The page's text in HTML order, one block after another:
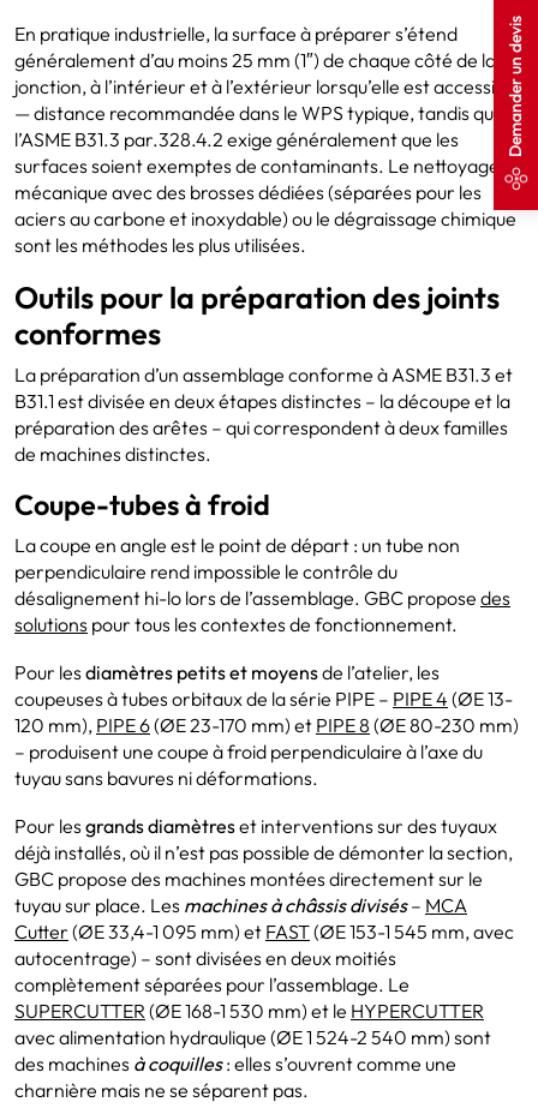
Demander un devis
En pratique industrielle, la surface à préparer s’étend
généralement d’au moins 25 mm (1″) de chaque côté de la
jonction, à l’intérieur et à l’extérieur lorsqu’elle est accessible
— distance recommandée dans le WPS typique, tandis que
l’ASME B31.3 par.328.4.2 exige généralement que les
surfaces soient exemptes de contaminants. Le nettoyage
mécanique avec des brosses dédiées (séparées pour les
aciers au carbone et inoxydable) ou le dégraissage chimique
sont les méthodes les plus utilisées.
Outils pour la préparation des joints
conformes
La préparation d’un assemblage conforme à ASME B31.3 et
B31.1 est divisée en deux étapes distinctes – la découpe et la
préparation des arêtes – qui correspondent à deux familles
de machines distinctes.
Coupe-tubes à froid
La coupe en angle est le point de départ : un tube non
perpendiculaire rend impossible le contrôle du
désalignement hi-lo lors de l’assemblage. GBC propose des
solutions pour tous les contextes de fonctionnement.
Pour les diamètres petits et moyensde l’atelier, les
coupeuses à tubes orbitaux de la série PIPE – PIPE 4 (ØE 13-
120 mm), PIPE 6(ØE 23-170 mm) et PIPE 8 (ØE 80-230 mm)
– produisent une coupe à froid perpendiculaire à l’axe du
tuyau sans bavures ni déformations.
Pour les grands diamètreset interventions sur des tuyaux
déjà installés, où il n’est pas possible de démonter la section,
GBC propose des machines montées directement sur le
tuyau sur place. Les machines à châssis divisés– MCA
Cutter (ØE 33,4-1 095 mm) et FAST(ØE 153-1 545 mm, avec
autocentrage) – sont divisées en deux moitiés
complètement séparées pour l’assemblage. Le
SUPERCUTTER(ØE 168-1 530 mm) et le HYPERCUTTER
avec alimentation hydraulique (ØE 1 524-2 540 mm) sont
des machines à coquilles: elles s’ouvrent comme une
charnière mais ne se séparent pas.